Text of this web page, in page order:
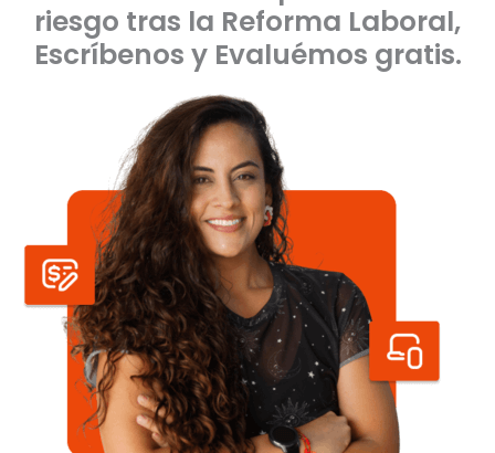
riesgo tras la Reforma Laboral,
Escríbenos y Evaluémos gratis.